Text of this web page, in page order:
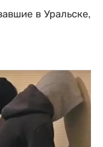
в Уральске,